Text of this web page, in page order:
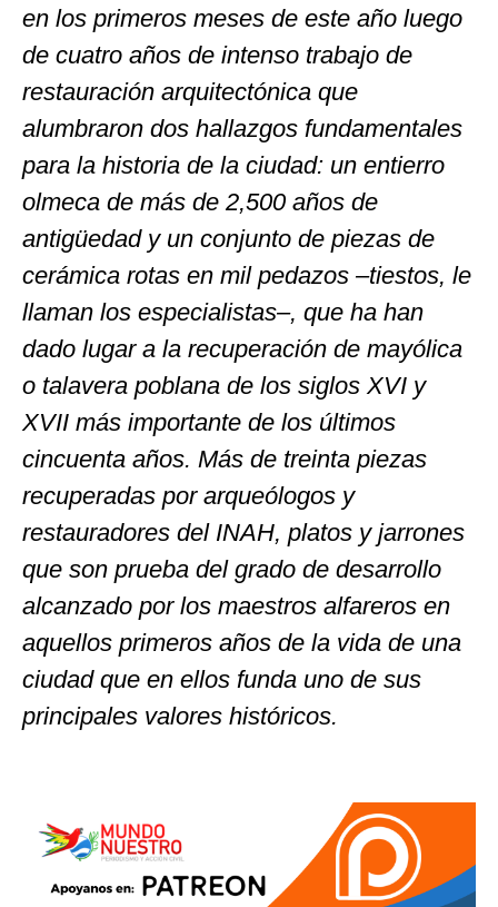
en los primeros meses de este año luego
de cuatro años de intenso trabajo de
restauración arquitectónica que
alumbraron dos hallazgos fundamentales
para la historia de la ciudad: un entierro
olmeca de más de 2,500 años de
antigüedad y un conjunto de piezas de
cerámica rotas en mil pedazos –tiestos, le
llaman los especialistas–, que ha han
dado lugar a la recuperación de mayólica
o talavera poblana de los siglos XVI y
XVII más importante de los últimos
cincuenta años. Más de treinta piezas
recuperadas por arqueólogos y
restauradores del INAH, platos y jarrones
que son prueba del grado de desarrollo
alcanzado por los maestros alfareros en
aquellos primeros años de la vida de una
ciudad que en ellos funda uno de sus
principales valores históricos.